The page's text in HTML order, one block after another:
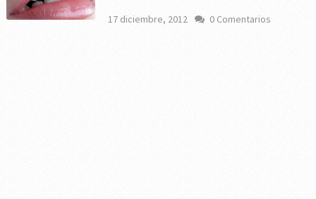
17 diciembre, 2012 0 Comentarios